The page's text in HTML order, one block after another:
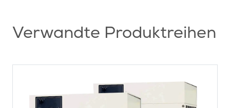
Verwandte Produktreihen